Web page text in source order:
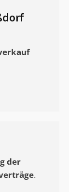
der
.